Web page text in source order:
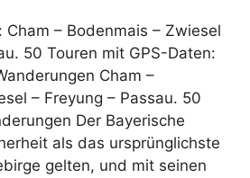
Cham – Bodenmais – Zwiesel
50 Touren mit GPS-Daten:
Cham –
– Freyung – Passau. 50
Der Bayerische
als das ursprünglichste
gelten, und mit seinen